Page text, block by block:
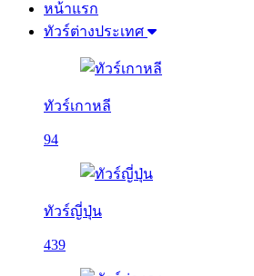
หน้าแรก
ทัวร์ต่างประเทศ
ทัวร์เกาหลี
94
ทัวร์ญี่ปุ่น
439